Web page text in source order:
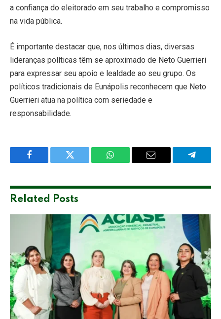
a confiança do eleitorado em seu trabalho e compromisso
na vida pública.
É importante destacar que, nos últimos dias, diversas
lideranças políticas têm se aproximado de Neto Guerrieri
para expressar seu apoio e lealdade ao seu grupo. Os
políticos tradicionais de Eunápolis reconhecem que Neto
Guerrieri atua na política com seriedade e
responsabilidade.
Facebook Twitter WhatsApp Email
Related Posts